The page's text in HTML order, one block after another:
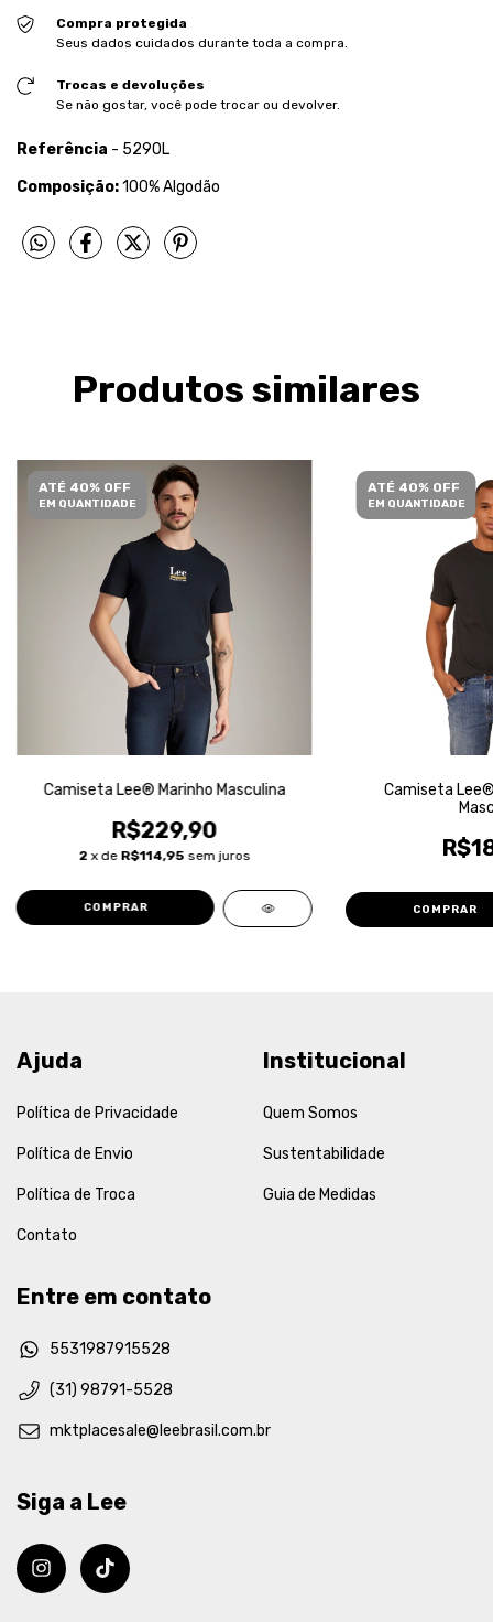
Compra protegida
Seus dados cuidados durante toda a compra.
Trocas e devoluções
Se não gostar, você pode trocar ou devolver.
Referência - 5290L
Composição:100% Algodão
Produtos similares
ATÉ 40% OFF
EM QUANTIDADE
Camiseta Lee® Marinho Masculina
R$229,90
2 x de R$114,95 sem juros
COMPRAR
ATÉ 40% OFF
EM QUANTIDADE
Camiseta
COMPRAR
Ajuda
Política de Privacidade
Política de Envio
Política de Troca
Contato
Institucional
Quem Somos
Sustentabilidade
Guia de Medidas
Entre em contato
5531987915528
(31) 98791-5528
mktplacesale@leebrasil.com.br
Siga a Lee